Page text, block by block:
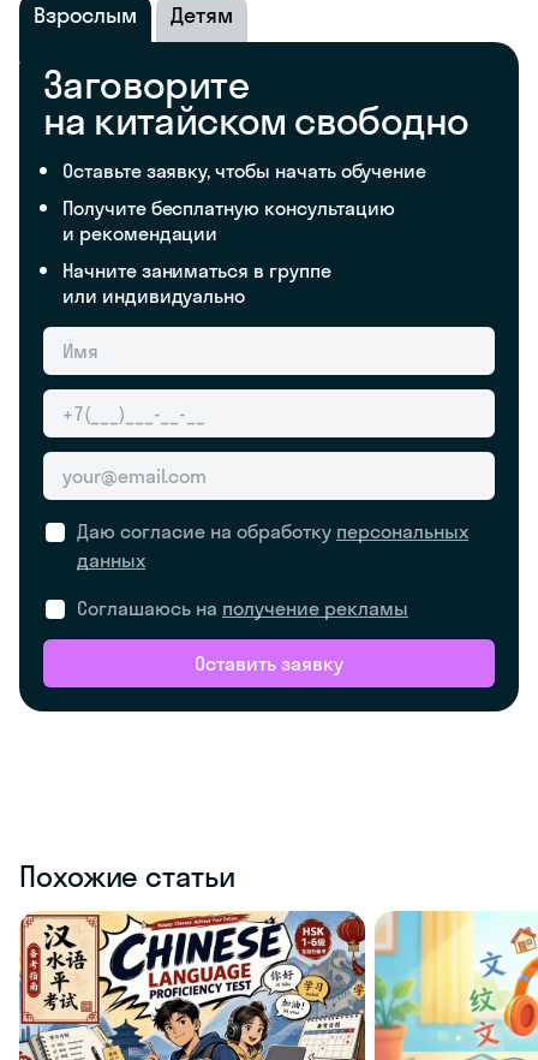
Взрослым Детям
Заговорите
на китайском свободно
Оставьте заявку, чтобы начать обучение
Получите бесплатную консультацию
и рекомендации
Начните заниматься в группе
или индивидуально
Даю согласие на обработку персональных
данных
Соглашаюсь на получение рекламы
Оставить заявку
Похожие статьи